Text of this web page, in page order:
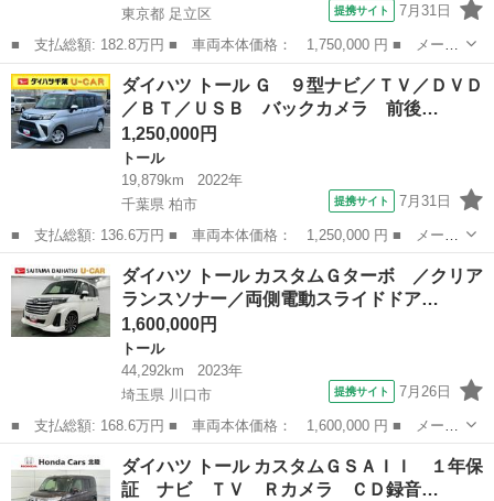
東京都 足立区
提携サイト 7月31日
■ 支払総額: 182.8万円 ■ 車両本体価格： 1,750,000 円 ■ メーカ
ー名： ダイハツ ■ 車種名： トール ■ グレード名： カスタム
Ｇ ９インチディスプレイオーディオ パノラマモニター 保証１年
間・距離...
東京 足立区 トール
ダイハツ トール Ｇ ９型ナビ／ＴＶ／ＤＶＤ
／ＢＴ／ＵＳＢ バックカメラ 前後…
1,250,000円
トール
19,879km
2022年
千葉県 柏市
提携サイト 7月31日
■ 支払総額: 136.6万円 ■ 車両本体価格： 1,250,000 円 ■ メーカ
ー名： ダイハツ ■ 車種名： トール ■ グレード名： Ｇ ９型
ナビ／ＴＶ／ＤＶＤ／ＢＴ／ＵＳＢ バックカメラ 前後ドラレコ
ＥＴＣ ...
千葉 柏市 トール
ダイハツ トール カスタムＧターボ ／クリア
ランスソナー／両側電動スライドドア…
1,600,000円
トール
44,292km
2023年
埼玉県 川口市
提携サイト 7月26日
■ 支払総額: 168.6万円 ■ 車両本体価格： 1,600,000 円 ■ メーカ
ー名： ダイハツ ■ 車種名： トール ■ グレード名： カスタム
Ｇターボ ／クリアランスソナー／両側電動スライドドア 一年保
証・走行距...
埼玉 トール
ダイハツ トール カスタムＧＳＡＩＩ １年保
証 ナビ ＴＶ Ｒカメラ ＣＤ録音…